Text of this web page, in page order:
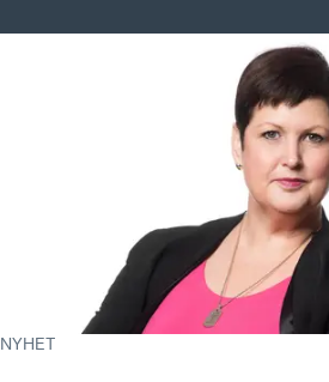
NYHET